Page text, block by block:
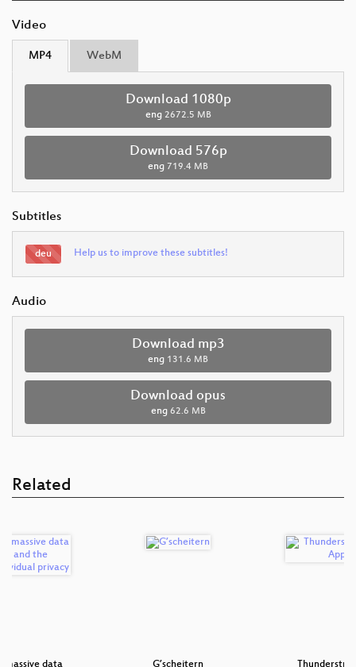
Video
MP4 WebM
Download 1080p
eng 2672.5 MB
Download 576p
eng 719.4 MB
Subtitles
deu Help us to improve these subtitles!
Audio
Download mp3
eng 131.6 MB
Download opus
eng 62.6 MB
Related
massive data
G’scheitern